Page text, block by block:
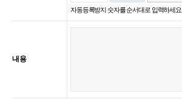
자동등록방지 숫자를 순서대로 입력하세요.
내용